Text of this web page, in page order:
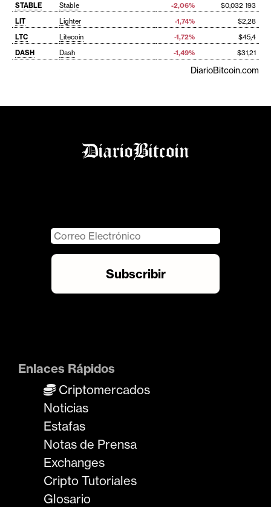
STABLE
Stable -2,06%
$0,032 193
LIT
Lighter -1,74%
$2,28
LTC
Litecoin -1,72%
$45,4
DASH
Dash -1,49% $31,21
DiarioBitcoin.com
Enlaces Rápidos
Criptomercados
Noticias
Estafas
Notas de Prensa
Exchanges
Cripto Tutoriales
Glosario